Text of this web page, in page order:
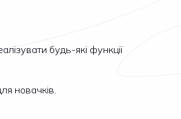
будь-які функції
новачків.